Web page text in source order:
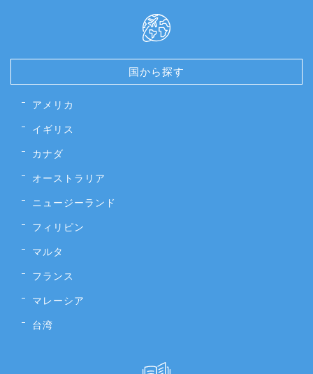
国から探す
アメリカ
イギリス
カナダ
オーストラリア
ニュージーランド
フィリピン
マルタ
フランス
マレーシア
台湾